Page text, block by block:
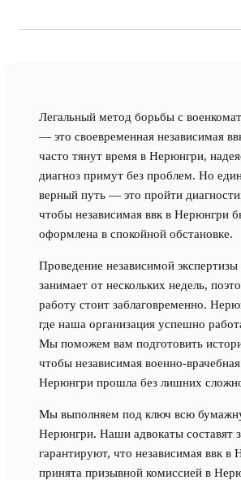
Легальный метод борьбы с
— это своевременная независимая
часто тянут время в Нерюнгри,
диагноз примут без проблем. Но
верный путь — это пройти
чтобы независимая ввк в Нерюнгри
оформлена в спокойной обстановке.
Проведение независимой
занимает от нескольких недель,
работу стоит заблаговременно.
где наша организация успешно
Мы поможем вам подготовить
чтобы независимая военно-врачебная
Нерюнгри прошла без лишних
Мы выполняем под ключ всю
Нерюнгри. Наши адвокаты составят
гарантируют, что независимая ввк в
принята призывной комиссией в